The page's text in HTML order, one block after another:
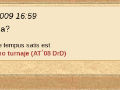
16:59
tem­pus satis est.
tur­na­je (AT´08 DrD)